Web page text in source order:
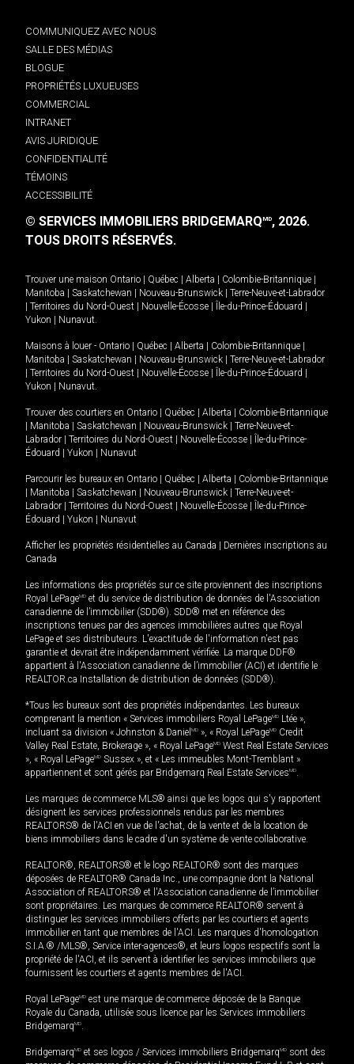
COMMUNIQUEZ AVEC NOUS
SALLE DES MÉDIAS
BLOGUE
PROPRIÉTÉS LUXUEUSES
COMMERCIAL
INTRANET
AVIS JURIDIQUE
CONFIDENTIALITÉ
TÉMOINS
ACCESSIBILITÉ
© SERVICES IMMOBILIERS BRIDGEMARQMD, 2026.
TOUS DROITS RÉSERVÉS.
Trouver une maison Ontario Québec Alberta Colombie-Britannique
Manitoba
Saskatchewan Nouveau-Brunswick
Terre-Neuve-et-Labrador
Territoires du Nord-Ouest Nouvelle-Écosse Île-du-Prince-Édouard
Yukon
Nunavut.
Maisons à louer - Ontario Québec Alberta Colombie-Britannique
Manitoba
Saskatchewan Nouveau-Brunswick
Terre-Neuve-et-Labrador
Territoires du Nord-Ouest Nouvelle-Écosse Île-du-Prince-Édouard
Yukon
Nunavut.
Trouver des courtiers en Ontario Québec Alberta
Colombie-Britannique
Manitoba Saskatchewan Nouveau-Brunswick
Terre-Neuve-et-
Labrador
Territoires du Nord-Ouest Nouvelle-Écosse
Île-du-Prince-
Édouard
Yukon Nunavut
Parcourir les bureaux en Ontario Québec Alberta
Colombie-Britannique
Manitoba Saskatchewan Nouveau-Brunswick
Terre-Neuve-et-
Labrador
Territoires du Nord-Ouest Nouvelle-Écosse
Île-du-Prince-
Édouard
Yukon Nunavut
Afficher les propriétés résidentielles au Canada
Dernières inscriptions au
Canada
Les informations des propriétés sur ce site proviennent des inscriptions
Royal LePageMD et du service de distribution de données de l'Association
canadienne de l’immobilier (SDD®). SDD® met en référence des
inscriptions tenues par des agences immobilières autres que Royal
LePage et ses distributeurs. L'exactitude de l'information n'est pas
garantie et devrait être indépendamment vérifiée. La marque DDF®
appartient à l'Association canadienne de l’immobilier (ACI) et identifie le
REALTOR.ca Installation de distribution de données (SDD®).
*Tous les bureaux sont des propriétés indépendantes. Les bureaux
comprenant la mention « Services immobiliers Royal LePageMD Ltée »,
incluant sa division « Johnston & Daniel MD », « Royal LePageMD Credit
Valley Real Estate, Brokerage », « Royal LePageMD West Real Estate Services
», « Royal LePageMD Sussex », et « Les immeubles Mont-Tremblant »
appartiennent et sont gérés par Bridgemarq Real Estate ServicesMD.
Les marques de commerce MLS® ainsi que les logos qui s'y rapportent
désignent les services professionnels rendus par les membres
REALTORS® de l'ACI en vue de l'achat, de la vente et de la location de
biens immobiliers dans le cadre d'un système de vente collaborative.
REALTOR®, REALTORS® et le logo REALTOR® sont des marques
déposées de REALTOR® Canada Inc., une compagnie dont la National
Association of REALTORS® et l'Association canadienne de l’immobilier
sont propriétaires. Les marques de commerce REALTOR® servent à
distinguer les services immobiliers offerts par les courtiers et agents
immobilier en tant que membres de l'ACI. Les marques d'homologation
S.I.A.® /MLS®, Service inter-agences®, et leurs logos respectifs sont la
propriété de l'ACI, et ils servent à identifier les services immobiliers que
fournissent les courtiers et agents membres de l'ACI.
Royal LePageMD est une marque de commerce déposée de la Banque
Royale du Canada, utilisée sous licence par les Services immobiliers
BridgemarqMD.
BridgemarqMD et ses logos / Services immobiliers BridgemarqMD sont des